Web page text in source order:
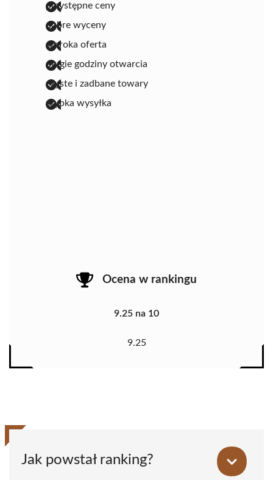
przystępne ceny
dobre wyceny
szeroka oferta
długie godziny otwarcia
czyste i zadbane towary
szybka wysyłka
Ocena w rankingu
9.25 na 10
9.25
Jak powstał ranking?